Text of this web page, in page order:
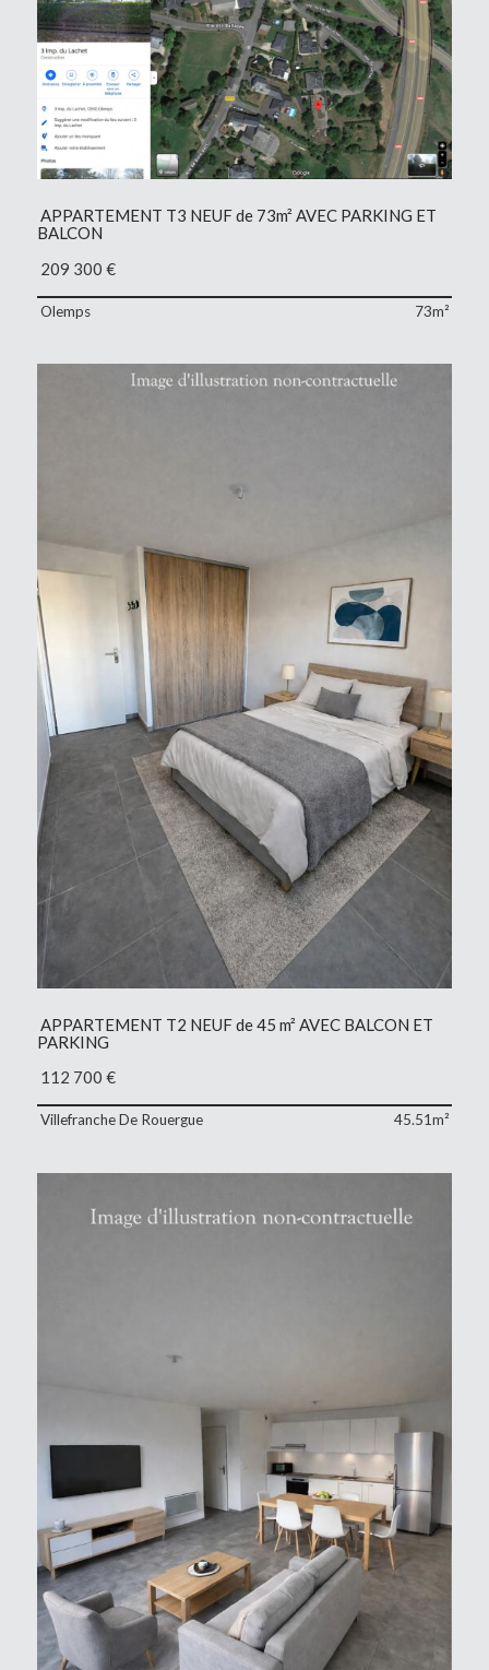
APPARTEMENT T3 NEUF de 73m² AVEC PARKING ET
BALCON
209 300 €
Olemps 73m²
APPARTEMENT T2 NEUF de 45 m² AVEC BALCON ET
PARKING
112 700 €
Villefranche De Rouergue 45.51m²